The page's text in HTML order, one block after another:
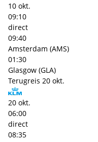
10 okt.
09:10
direct
09:40
Amsterdam (AMS)
01:30
Glasgow (GLA)
Terugreis 20 okt.
20 okt.
06:00
direct
08:35